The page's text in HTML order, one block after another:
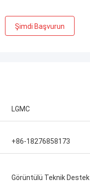
Şimdi Başvurun
LGMC
+86-18276858173
Görüntülü Teknik Destek